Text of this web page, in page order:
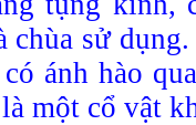
chùa sử
ánh hào
một cổ vật